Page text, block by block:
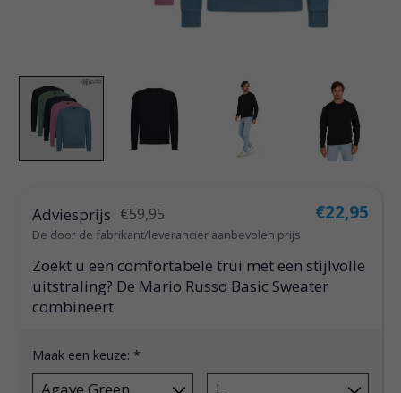
Adviesprijs €59,95
De door de fabrikant/leverancier aanbevolen prijs
€22,95
Zoekt u een comfortabele trui met een stijlvolle
uitstraling? De Mario Russo Basic Sweater
combineert
Maak een keuze:*